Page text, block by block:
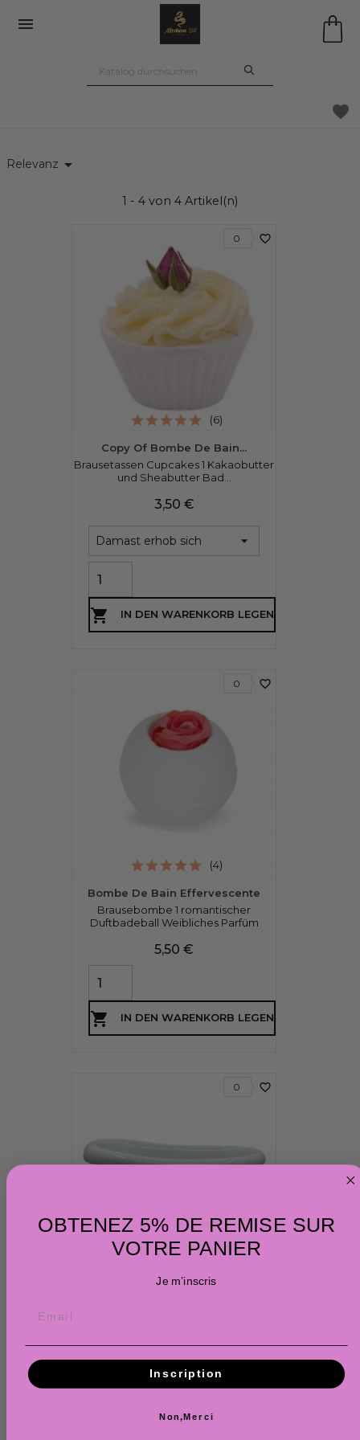

favorite
Relevanz 
1 - 4 von 4 Artikel(n)
Copy Of Bombe De Bain...
Brausetassen Cupcakes 1 Kakaobutter
und Sheabutter Bad...
Preis
3,50 €
 IN DEN WARENKORB LEGEN
favorite_border
0
(6)
Bombe De Bain Effervescente
Brausebombe 1 romantischer
Duftbadeball Weibliches Parfüm
Preis
5,50 €
 IN DEN WARENKORB LEGEN
favorite_border
0
(4)
favorite_border
0
OBTENEZ 5% DE REMISE SUR
VOTRE PANIER
Je m’inscris
Inscription
Non,Merci